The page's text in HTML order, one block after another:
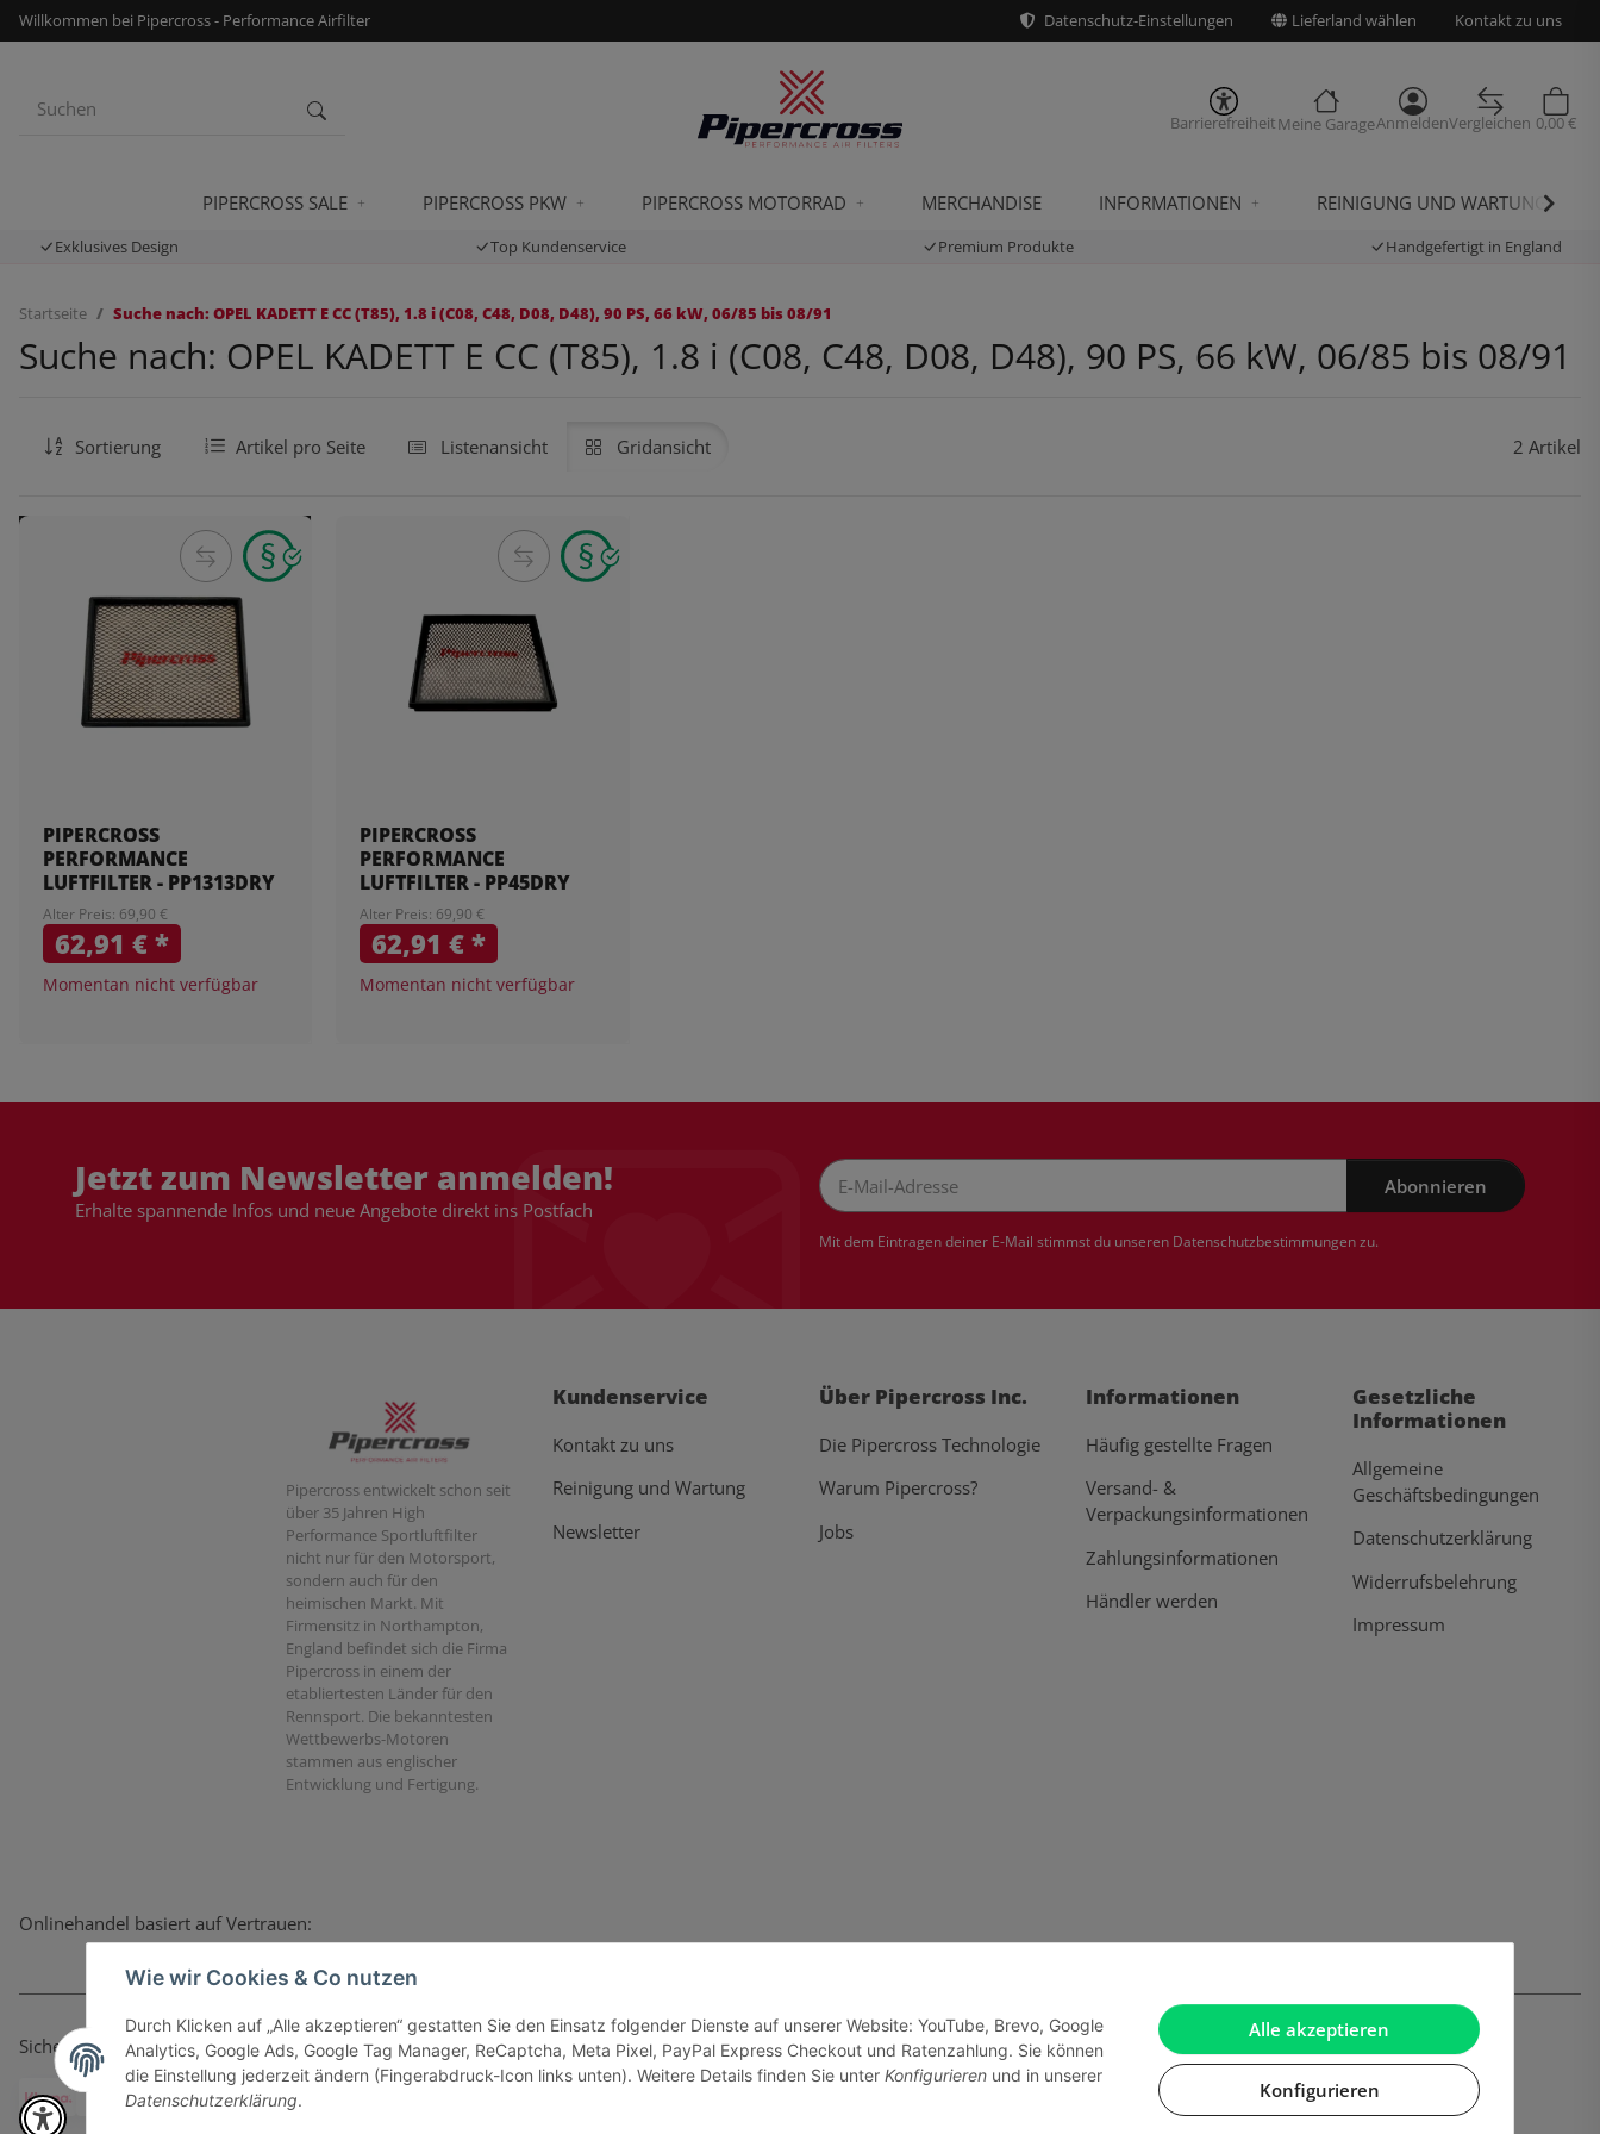
Alle akzeptieren
Konfigurieren
Wie wir Cookies & Co nutzen
Durch Klicken auf „Alle akzeptieren“ gestatten Sie den Einsatz folgender Dienste auf unserer Website: YouTube, Brevo, Google
Analytics, Google Ads, Google Tag Manager, ReCaptcha, Meta Pixel, PayPal Express Checkout und Ratenzahlung. Sie können
die Einstellung jederzeit ändern (Fingerabdruck-Icon links unten). Weitere Details finden Sie unter Konfigurieren und in unserer
Datenschutzerklärung.
Willkommen bei Pipercross - Performance Airfilter Datenschutz-Einstellungen Lieferland wählen Kontakt zu uns
BarrierefreiheitMeine GarageAnmeldenVergleichen 0,00 €
PIPERCROSS SALE PIPERCROSS PKW PIPERCROSS MOTORRAD MERCHANDISE INFORMATIONEN REINIGUNG UND WARTUNG
Exklusives Design Top Kundenservice Premium Produkte Handgefertigt in England
Startseite Suche nach: OPEL KADETT E CC (T85), 1.8 i (C08, C48, D08, D48), 90 PS, 66 kW, 06/85 bis 08/91
Suche nach: OPEL KADETT E CC (T85), 1.8 i (C08, C48, D08, D48), 90 PS, 66 kW, 06/85 bis 08/91
Sortierung Artikel pro Seite Listenansicht Gridansicht 2 Artikel
PIPERCROSS
PERFORMANCE
LUFTFILTER - PP1313DRY
Alter Preis: 69,90 €
62,91 €*
Momentan nicht verfügbar
PIPERCROSS
PERFORMANCE
LUFTFILTER - PP45DRY
Alter Preis: 69,90 €
62,91 €*
Momentan nicht verfügbar
Jetzt zum Newsletter anmelden!
Erhalte spannende Infos und neue Angebote direkt ins Postfach
Abonnieren
Mit dem Eintragen deiner E-Mail stimmst du unseren Datenschutzbestimmungenzu.
Pipercross entwickelt schon seit
über 35 Jahren High
Performance Sportluftfilter
nicht nur für den Motorsport,
sondern auch für den
heimischen Markt. Mit
Firmensitz in Northampton,
England befindet sich die Firma
Pipercross in einem der
etabliertesten Länder für den
Rennsport. Die bekanntesten
Wettbewerbs-Motoren
stammen aus englischer
Entwicklung und Fertigung.
Kundenservice
Kontakt zu uns
Reinigung und Wartung
Newsletter
Über Pipercross Inc.
Die Pipercross Technologie
Warum Pipercross?
Jobs
Informationen
Häufig gestellte Fragen
Versand- &
Verpackungsinformationen
Zahlungsinformationen
Händler werden
Gesetzliche
Informationen
Allgemeine
Geschäftsbedingungen
Datenschutzerklärung
Widerrufsbelehrung
Impressum
Onlinehandel basiert auf Vertrauen:
Sicher bezahlen via: